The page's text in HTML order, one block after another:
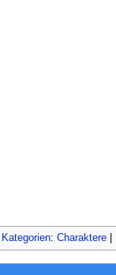
Kategorien: Charaktere|